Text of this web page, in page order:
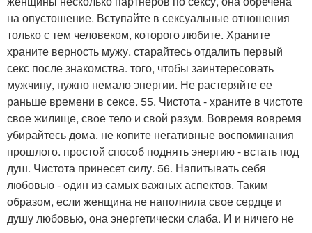
на опустошение. Вступайте в сексуальные отношения
только с тем человеком, которого любите. Храните
храните верность мужу. старайтесь отдалить первый
секс после знакомства. того, чтобы заинтересовать
мужчину, нужно немало энергии. Не растеряйте ее
раньше времени в сексе. 55. Чистота - храните в чистоте
свое жилище, свое тело и свой разум. Вовремя вовремя
убирайтесь дома. не копите негативные воспоминания
прошлого. простой способ поднять энергию - встать под
душ. Чистота принесет силу. 56. Напитывать себя
любовью - один из самых важных аспектов. Таким
образом, если женщина не наполнила свое сердце и
душу любовью, она энергетически слаба. И и ничего не